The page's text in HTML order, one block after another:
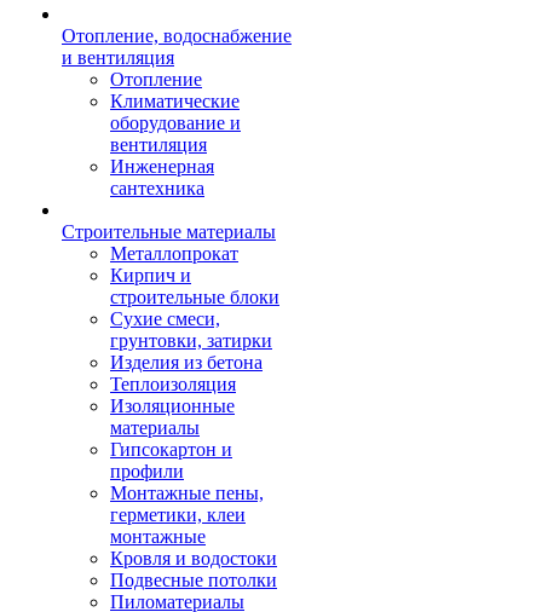
Отопление, водоснабжение
и вентиляция
Отопление
Климатические
оборудование и
вентиляция
Инженерная
сантехника
Строительные материалы
Металлопрокат
Кирпич и
строительные блоки
Сухие смеси,
грунтовки, затирки
Изделия из бетона
Теплоизоляция
Изоляционные
материалы
Гипсокартон и
профили
Монтажные пены,
герметики, клеи
монтажные
Кровля и водостоки
Подвесные потолки
Пиломатериалы